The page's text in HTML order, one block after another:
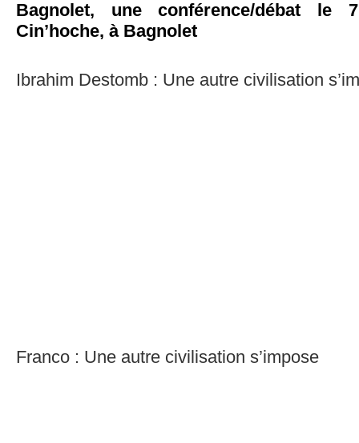
Bagnolet, une conférence/débat le
Cin’hoche, à Bagnolet
Ibrahim Destomb : Une autre civilisation
Franco : Une autre civilisation s’impose